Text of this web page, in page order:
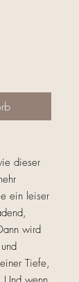
dieser
ein leiser
wird
Tiefe,